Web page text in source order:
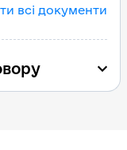
всі документи